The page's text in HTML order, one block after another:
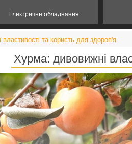
Електричне обладнання
та користь для здоров'я
Хурма: дивовижні